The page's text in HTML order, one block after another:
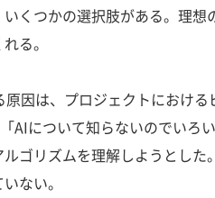
くつかの選択肢がある。理
る。
因は、プロジェクトにおけ
AIについて知らないのでいろ
ルゴリズムを理解しようとし
ない。